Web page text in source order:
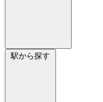
駅から探す